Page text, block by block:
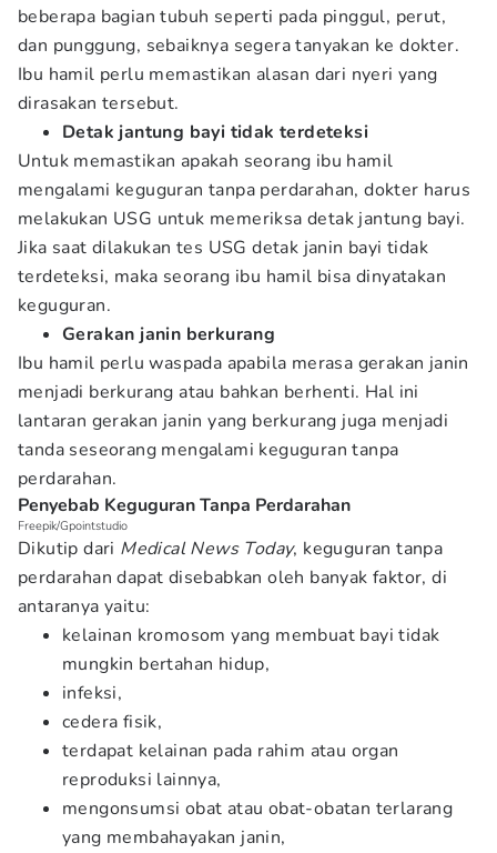
beberapa bagian tubuh seperti pada pinggul, perut,
dan punggung, sebaiknya segera tanyakan ke dokter.
Ibu hamil perlu memastikan alasan dari nyeri yang
dirasakan tersebut.
Detak jantung bayi tidak terdeteksi
Untuk memastikan apakah seorang ibu hamil
mengalami keguguran tanpa perdarahan, dokter harus
melakukan USG untuk memeriksa detak jantung bayi.
Jika saat dilakukan tes USG detak janin bayi tidak
terdeteksi, maka seorang ibu hamil bisa dinyatakan
keguguran.
Gerakan janin berkurang
Ibu hamil perlu waspada apabila merasa gerakan janin
menjadi berkurang atau bahkan berhenti. Hal ini
lantaran gerakan janin yang berkurang juga menjadi
tanda seseorang mengalami keguguran tanpa
perdarahan.
Penyebab Keguguran Tanpa Perdarahan
Freepik/Gpointstudio
Dikutip dari Medical News Today, keguguran tanpa
perdarahan dapat disebabkan oleh banyak faktor, di
antaranya yaitu:
kelainan kromosom yang membuat bayi tidak
mungkin bertahan hidup,
infeksi,
cedera fisik,
terdapat kelainan pada rahim atau organ
reproduksi lainnya,
mengonsumsi obat atau obat-obatan terlarang
yang membahayakan janin,